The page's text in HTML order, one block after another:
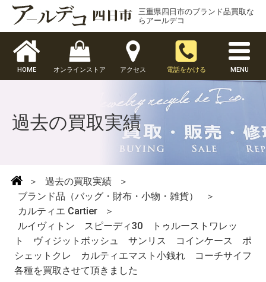
三重県四日市のブランド品買取な
らアールデコ
HOME オンラインストア アクセス 電話をかける MENU
過去の買取実績
＞ 過去の買取実績
＞
ブランド品（バッグ・財布・小物・雑貨）
＞
カルティエ Cartier
＞
ルイヴィトン スピーディ30 トゥルーストワレッ
ト ヴィジットボッシュ サンリス コインケース ポ
シェットクレ カルティエマスト小銭れ コーチサイフ
各種を買取させて頂きました